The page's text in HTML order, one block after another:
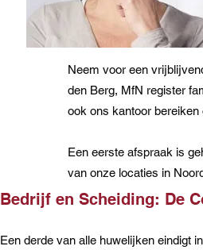
Neem voor een
den Berg, MfN register
ook ons kantoor bereiken
Een eerste afspraak is
van onze locaties in
Bedrijf en Scheiding: De
Een derde van alle huwelijken eindigt